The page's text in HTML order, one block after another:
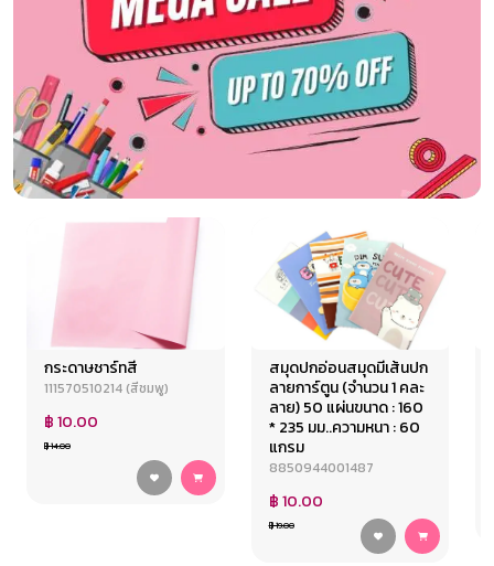
กระดาษชาร์ทสี
111570510214 (สีชมพู)
฿ 10.00
฿ 14.00
สมุดปกอ่อนสมุดมีเส้นปก
ลายการ์ตูน (จำนวน 1 คละ
ลาย) 50 แผ่นขนาด : 160
* 235 มม..ความหนา : 60
แกรม
8850944001487
฿ 10.00
฿ 19.00